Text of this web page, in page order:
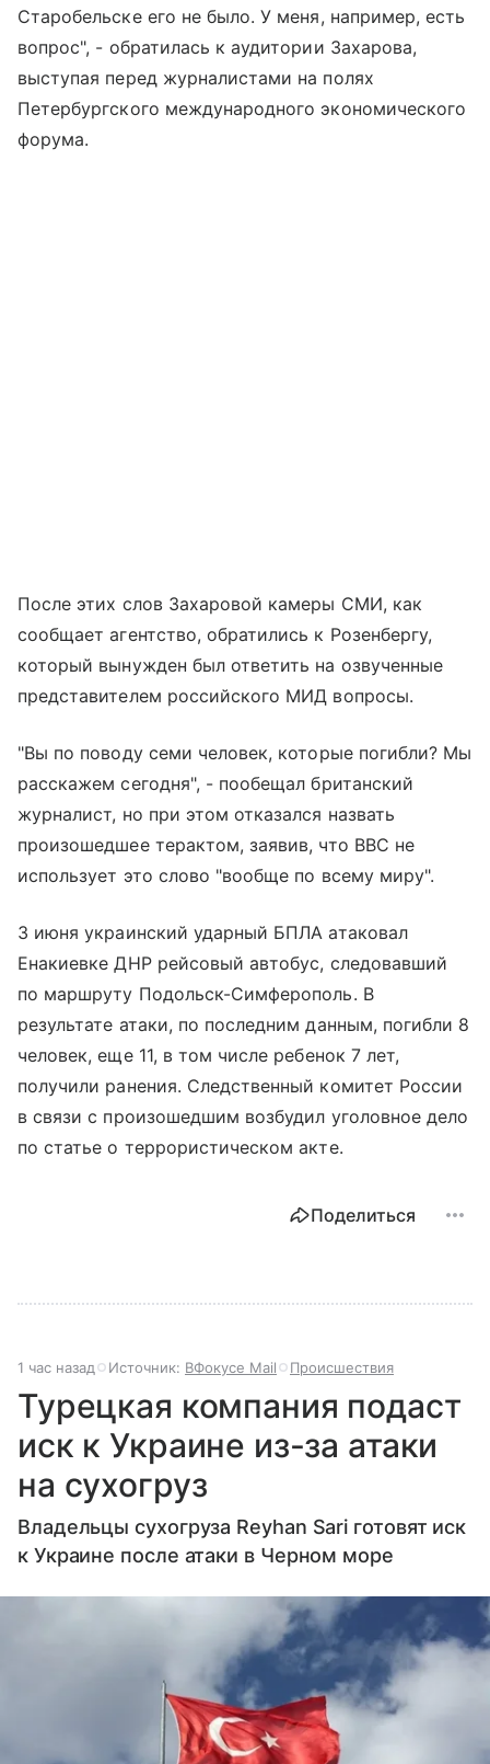
Старобельске его не было. У меня, например, есть
вопрос", - обратилась к аудитории Захарова,
выступая перед журналистами на полях
Петербургского международного экономического
форума.
После этих слов Захаровой камеры СМИ, как
сообщает агентство, обратились к Розенбергу,
который вынужден был ответить на озвученные
представителем российского МИД вопросы.
"Вы по поводу семи человек, которые погибли? Мы
расскажем сегодня", - пообещал британский
журналист, но при этом отказался назвать
произошедшее терактом, заявив, что BBC не
использует это слово "вообще по всему миру".
3 июня украинский ударный БПЛА атаковал
Енакиевке ДНР рейсовый автобус, следовавший
по маршруту Подольск-Симферополь. В
результате атаки, по последним данным, погибли 8
человек, еще 11, в том числе ребенок 7 лет,
получили ранения. Следственный комитет России
в связи с произошедшим возбудил уголовное дело
по статье о террористическом акте.
Поделиться
1 час назад Источник: ВФокусе Mail Происшествия
Турецкая компания подаст
иск к Украине из-за атаки
на сухогруз
Владельцы сухогруза Reyhan Sari готовят иск
к Украине после атаки в Черном море